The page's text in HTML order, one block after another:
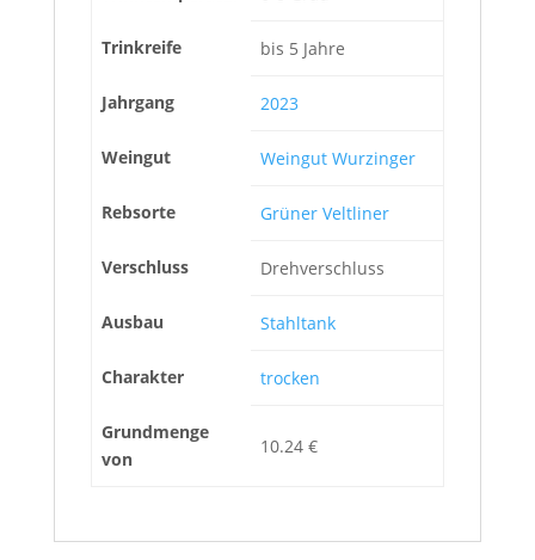
Trinkreife bis 5 Jahre
Jahrgang 2023
Weingut Weingut Wurzinger
Rebsorte Grüner Veltliner
Verschluss Drehverschluss
Ausbau Stahltank
Charakter trocken
Grundmenge
von
10.24 €